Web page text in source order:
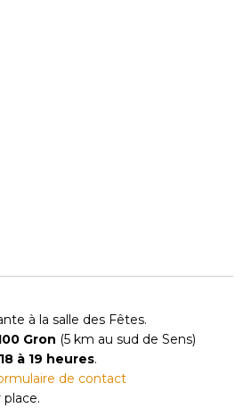
à la salle des Fêtes.
Gron (5 km au sud de Sens)
18 à 19 heures.
de contact